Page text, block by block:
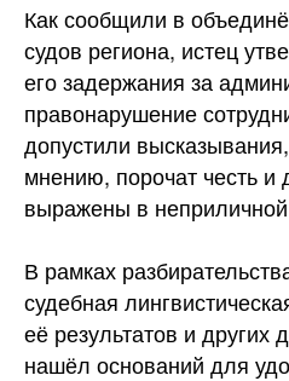
Как сообщили в
судов региона, истец
его задержания за
правонарушение
допустили
мнению, порочат честь и
выражены в
В рамках
судебная
её результатов и других
нашёл оснований для